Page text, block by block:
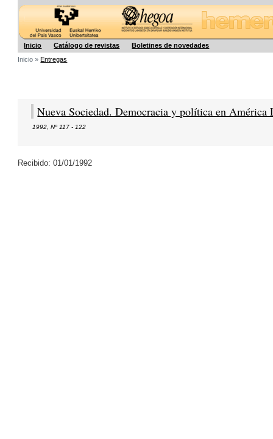
Inicio Catálogo de revistas
Boletines de novedades
Inicio »Entregas
Nueva Sociedad. Democracia y política en América
1992 ,Nº 117 - 122
Recibido: 01/01/1992